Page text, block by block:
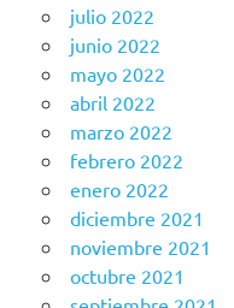
julio 2022
junio 2022
mayo 2022
abril 2022
marzo 2022
febrero 2022
enero 2022
diciembre 2021
noviembre 2021
octubre 2021